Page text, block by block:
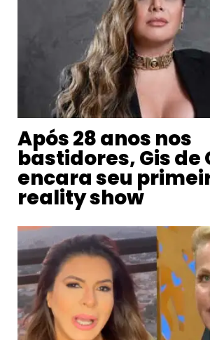
Após 28 anos nos
bastidores, Gis de
encara seu
reality show